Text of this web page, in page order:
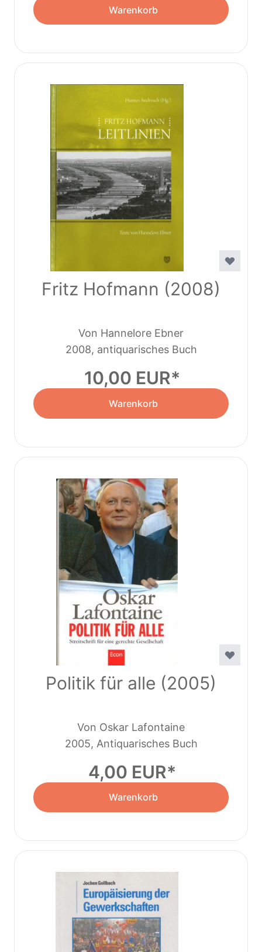
Warenkorb
Fritz Hofmann (2008)
Von Hannelore Ebner
2008, antiquarisches Buch
10,00 EUR
Warenkorb
Politik für alle (2005)
Von Oskar Lafontaine
2005, Antiquarisches Buch
4,00 EUR
Warenkorb